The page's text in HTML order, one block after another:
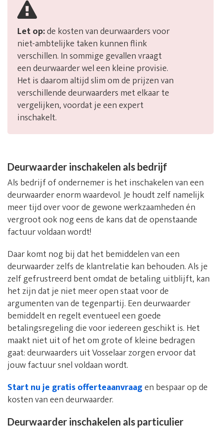
Let op:de kosten van deurwaarders voor
niet-ambtelijke taken kunnen flink
verschillen. In sommige gevallen vraagt
een deurwaarder wel een kleine provisie.
Het is daarom altijd slim om de prijzen van
verschillende deurwaarders met elkaar te
vergelijken, voordat je een expert
inschakelt.
Deurwaarder inschakelen als bedrijf
Als bedrijf of ondernemer is het inschakelen van een
deurwaarder enorm waardevol. Je houdt zelf namelijk
meer tijd over voor de gewone werkzaamheden én
vergroot ook nog eens de kans dat de openstaande
factuur voldaan wordt!
Daar komt nog bij dat het bemiddelen van een
deurwaarder zelfs de klantrelatie kan behouden. Als je
zelf gefrustreerd bent omdat de betaling uitblijft, kan
het zijn dat je niet meer open staat voor de
argumenten van de tegenpartij. Een deurwaarder
bemiddelt en regelt eventueel een goede
betalingsregeling die voor iedereen geschikt is. Het
maakt niet uit of het om grote of kleine bedragen
gaat: deurwaarders uit Vosselaar zorgen ervoor dat
jouw factuur snel voldaan wordt.
Start nu je gratis offerteaanvraagen bespaar op de
kosten van een deurwaarder.
Deurwaarder inschakelen als particulier